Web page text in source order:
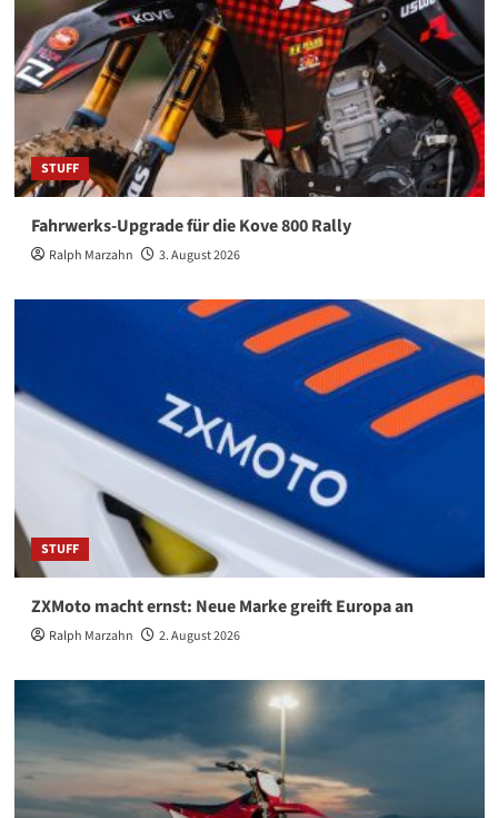
STUFF
Fahrwerks-Upgrade für die Kove 800 Rally
Ralph Marzahn 3. August 2026
STUFF
ZXMoto macht ernst: Neue Marke greift Europa an
Ralph Marzahn 2. August 2026